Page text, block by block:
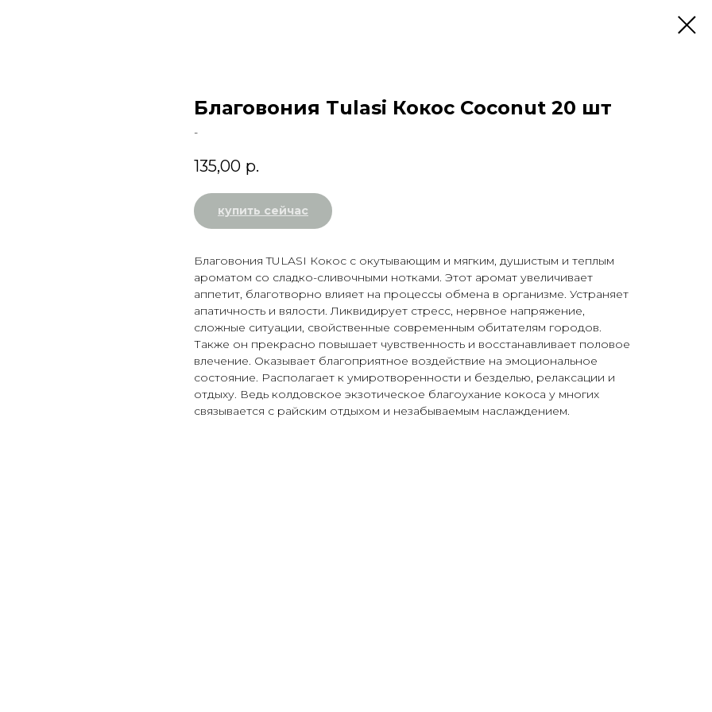
Благовония Tulasi Кокос Coconut 20 шт
-
135,00 р.
купить сейчас
Благовония TULASI Кокос с окутывающим и мягким, душистым и теплым
ароматом со сладко-сливочными нотками. Этот аромат увеличивает
аппетит, благотворно влияет на процессы обмена в организме. Устраняет
апатичность и вялости. Ликвидирует стресс, нервное напряжение,
сложные ситуации, свойственные современным обитателям городов.
Также он прекрасно повышает чувственность и восстанавливает половое
влечение. Оказывает благоприятное воздействие на эмоциональное
состояние. Располагает к умиротворенности и безделью, релаксации и
отдыху. Ведь колдовское экзотическое благоухание кокоса у многих
связывается с райским отдыхом и незабываемым наслаждением.